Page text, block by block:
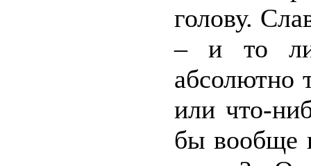
голову.
– и то
абсолютно
или что-
бы вообще